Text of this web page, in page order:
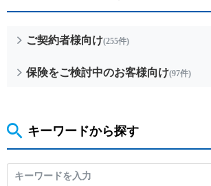
個人年金保険
個人年金保険
キーワードから探す
ご契約者様向け(255件)
保険をご検討中のお客様向け(97件)